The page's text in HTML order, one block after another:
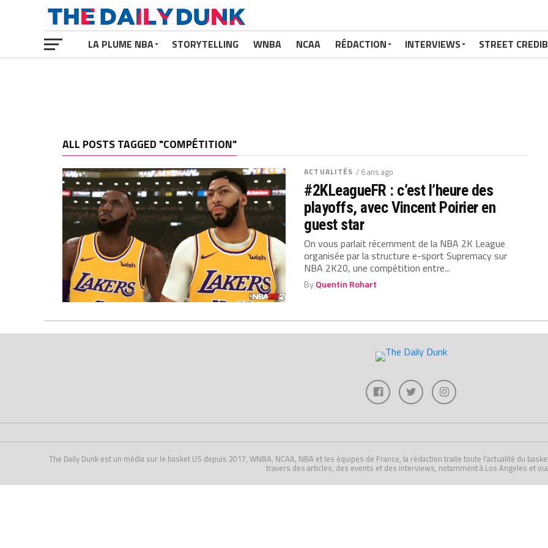
LA PLUME NBA STORYTELLING WNBA NCAA RÉDACTION INTERVIEWS STREET
ALL POSTS TAGGED "COMPÉTITION"
ACTUALITÉS / 6 ans ago
#2KLeagueFR : c’est l’heure des
playoffs, avec Vincent Poirier en
guest star
On vous parlait récemment de la NBA 2K League
organisée par la structure e-sport Supremacy sur
NBA 2K20, une compétition entre...
ByQuentin Rohart
The Daily Dunk est un média sur le basket US depuis 2017, WNBA, NCAA, NBA et les équipes de France, la rédaction traite toute l'actualité du
travers des articles, des events et des interviews, notamment à Los Angeles et